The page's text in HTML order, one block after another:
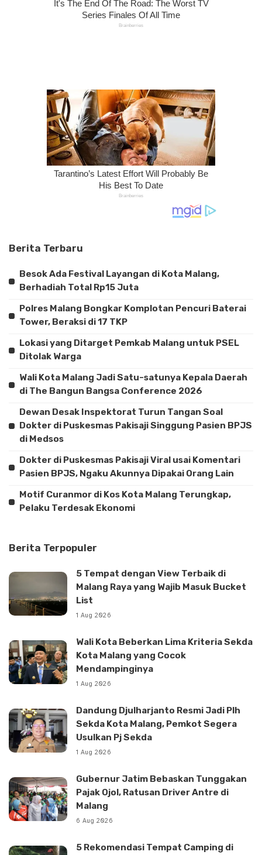
Berita Terbaru
Besok Ada Festival Layangan di Kota Malang,
Berhadiah Total Rp15 Juta
Polres Malang Bongkar Komplotan Pencuri Baterai
Tower, Beraksi di 17 TKP
Lokasi yang Ditarget Pemkab Malang untuk PSEL
Ditolak Warga
Wali Kota Malang Jadi Satu-satunya Kepala Daerah
di The Bangun Bangsa Conference 2026
Dewan Desak Inspektorat Turun Tangan Soal
Dokter di Puskesmas Pakisaji Singgung Pasien BPJS
di Medsos
Dokter di Puskesmas Pakisaji Viral usai Komentari
Pasien BPJS, Ngaku Akunnya Dipakai Orang Lain
Motif Curanmor di Kos Kota Malang Terungkap,
Pelaku Terdesak Ekonomi
Berita Terpopuler
5 Tempat dengan View Terbaik di
Malang Raya yang Wajib Masuk Bucket
List
1 Aug 2026
Wali Kota Beberkan Lima Kriteria Sekda
Kota Malang yang Cocok
Mendampinginya
1 Aug 2026
Dandung Djulharjanto Resmi Jadi Plh
Sekda Kota Malang, Pemkot Segera
Usulkan Pj Sekda
1 Aug 2026
Gubernur Jatim Bebaskan Tunggakan
Pajak Ojol, Ratusan Driver Antre di
Malang
6 Aug 2026
5 Rekomendasi Tempat Camping di